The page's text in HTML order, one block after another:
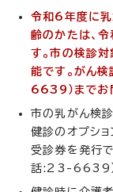
令和6年度に乳
齢のかたは、
す。市の検診
能です。がん
6639）までお
市の乳がん検
健診のオプシ
受診券を発行
話:23-6639）